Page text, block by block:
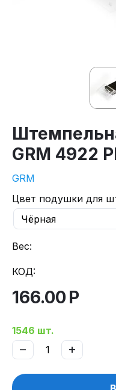
GRM 4922
GRM
Цвет подушки для
Вес:
КОД:
166.00Р
1546 шт.
+
−